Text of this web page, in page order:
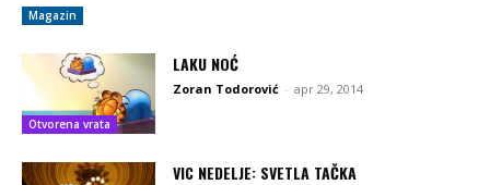
Magazin
Otvorena vrata
LAKU NOĆ
Zoran Todorović - apr 29, 2014
VIC NEDELJE: SVETLA TAČKA